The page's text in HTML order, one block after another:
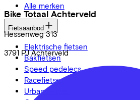
Bike Totaal Achterveld
Hessenweg 313
3791 PJ Achterveld
Alle merken
Fietsaanbod
Elektrische fietsen
Bakfietsen
Speed pedelecs
Racefietsen
Urban fietsen